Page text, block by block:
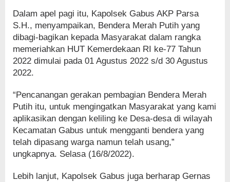
Dalam apel pagi itu, Kapolsek Gabus AKP Parsa
S.H., menyampaikan, Bendera Merah Putih yang
dibagi-bagikan kepada Masyarakat dalam rangka
memeriahkan HUT Kemerdekaan RI ke-77 Tahun
2022 dimulai pada 01 Agustus 2022 s/d 30 Agustus
2022.
“Pencanangan gerakan pembagian Bendera Merah
Putih itu, untuk mengingatkan Masyarakat yang kami
aplikasikan dengan keliling ke Desa-desa di wilayah
Kecamatan Gabus untuk mengganti bendera yang
telah dipasang warga namun telah usang,”
ungkapnya. Selasa (16/8/2022).
Lebih lanjut, Kapolsek Gabus juga berharap Gernas